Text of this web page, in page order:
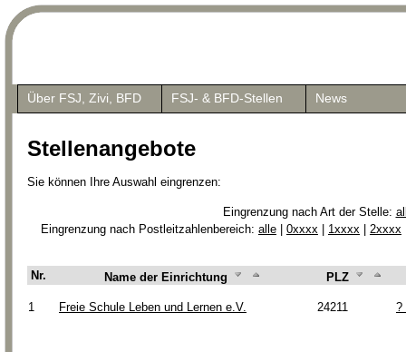
Über FSJ, Zivi, BFD FSJ- & BFD-Stellen News
Stellenangebote
Sie können Ihre Auswahl eingrenzen:
Eingrenzung nach Art der Stelle:
Eingrenzung nach Postleitzahlenbereich: alle 0xxxx 1xxxx 2xxxx
Nr. Name der Einrichtung PLZ
1 Freie Schule Leben und Lernen e.V. 24211 ?